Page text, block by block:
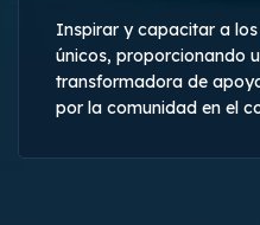
Inspirar y capacitar a
únicos, proporcionando
transformadora de
por la comunidad en el